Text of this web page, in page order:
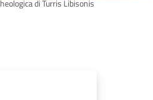
di Turris Libisonis